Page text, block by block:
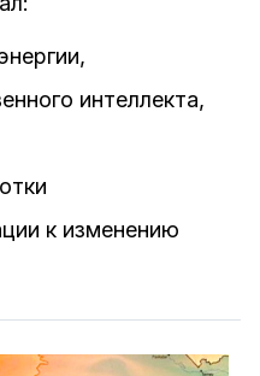
интеллекта,
к изменению